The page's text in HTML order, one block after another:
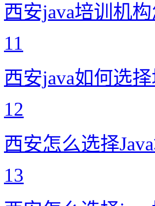
西安java培训机
11
西安java如何选
12
西安怎么选择
13